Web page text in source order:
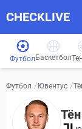
CHECKLIVE
Футбол Баскетбол
Футбол / Ювентус /